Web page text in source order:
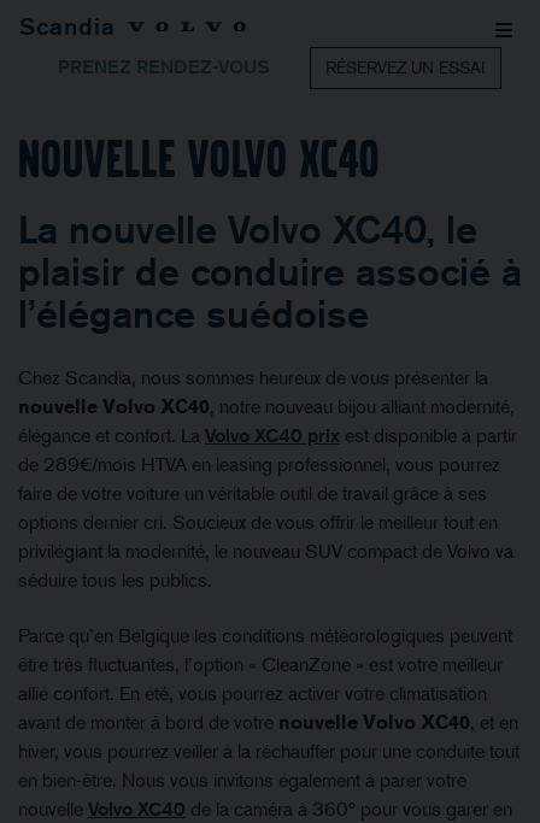
Scandia
PRENEZ RENDEZ-VOUS RÉSERVEZ UN ESSAI
Nouvelle Volvo XC40
La nouvelle Volvo XC40, le
plaisir de conduire associé à
l’élégance suédoise
Chez Scandia, nous sommes heureux de vous présenter la
nouvelle Volvo XC40, notre nouveau bijou alliant modernité,
élégance et confort. La Volvo XC40 prix est disponible à partir
de 289€/mois HTVA en leasing professionnel, vous pourrez
faire de votre voiture un véritable outil de travail grâce à ses
options dernier cri. Soucieux de vous offrir le meilleur tout en
privilégiant la modernité, le nouveau SUV compact de Volvo va
séduire tous les publics.
Parce qu’en Belgique les conditions météorologiques peuvent
être très fluctuantes, l’option « CleanZone » est votre meilleur
allié confort. En été, vous pourrez activer votre climatisation
avant de monter à bord de votre nouvelle Volvo XC40, et en
hiver, vous pourrez veiller à la réchauffer pour une conduite tout
en bien-être. Nous vous invitons également à parer votre
nouvelle Volvo XC40 de la caméra à 360° pour vous garer en